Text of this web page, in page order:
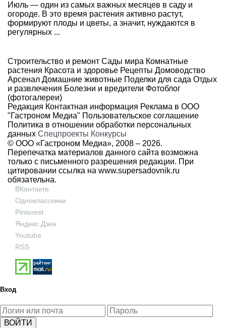
Июль — один из самых важных месяцев в саду и
огороде. В это время растения активно растут,
формируют плоды и цветы, а значит, нуждаются в
регулярных ...
Строительство и ремонт Сады мира Комнатные
растения Красота и здоровье Рецепты Домоводство
Арсенал Домашние животные Поделки для сада Отдых
и развлечения Болезни и вредители Фотоблог
(фотогалереи)
Редакция Контактная информация Реклама в ООО
"Гастроном Медиа" Пользовательское соглашение
Политика в отношении обработки персональных
данных Спецпроекты Конкурсы
© ООО «Гастроном Медиа», 2008 – 2026.
Перепечатка материалов данного сайта возможна
только с письменного разрешения редакции. При
цитировании ссылка на www.supersadovnik.ru
обязательна.
ВКонтакте
Одноклассники
Pinterest
Яндекс Дзен
Youtube
RSS
Вход